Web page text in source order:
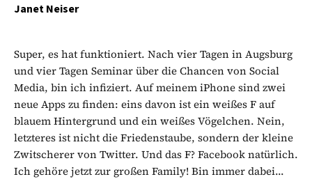
Janet Neiser
Super, es hat funktioniert. Nach vier Tagen in Augsburg
und vier Tagen Seminar über die Chancen von Social
Media, bin ich infiziert. Auf meinem iPhone sind zwei
neue Apps zu finden: eins davon ist ein weißes F auf
blauem Hintergrund und ein weißes Vögelchen. Nein,
letzteres ist nicht die Friedenstaube, sondern der kleine
Zwitscherer von Twitter. Und das F? Facebook natürlich.
Ich gehöre jetzt zur großen Family! Bin immer dabei...